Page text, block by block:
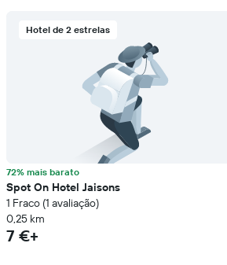
Hotel de 2 estrelas
72% mais barato
Spot On Hotel Jaisons
1 Fraco (1 avaliação)
0,25 km
7 €+